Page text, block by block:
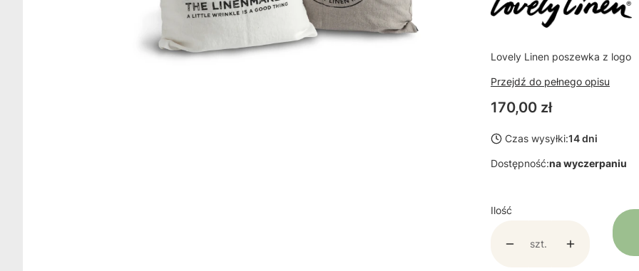
Lovely Linen poszewka z logo
Przejdź do pełnego opisu
Cena
170,00 zł
Czas wysyłki:14 dni
Dostępność:na wyczerpaniu
Ilość
szt.